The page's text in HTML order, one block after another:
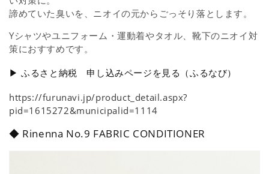
諦めていた臭いを、ニオイの元からごっそり落とします。
Yシャツやユニフォーム・運動着やタオル、靴下のニオイ対
策におすすめです。
▶ ふるさと納税 申し込みページを見る（ふるなび）
https://furunavi.jp/product_detail.aspx?
pid=1615272&municipalid=1114
◆ Rinenna No.9 FABRIC CONDITIONER